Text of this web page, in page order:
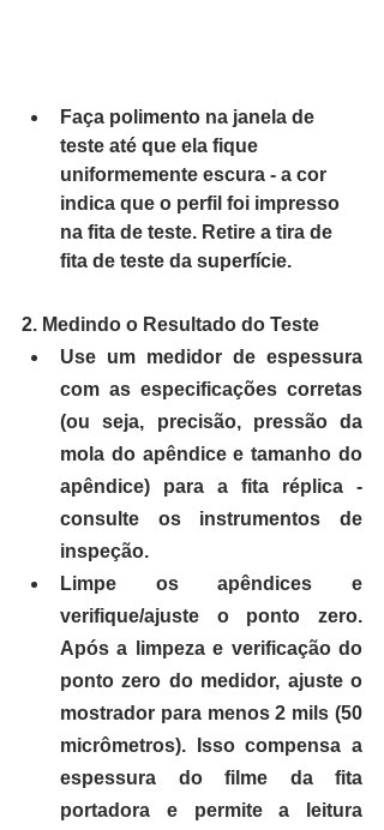
Faça polimento na janela de
teste até que ela fique
uniformemente escura - a cor
indica que o perfil foi impresso
na fita de teste. Retire a tira de
fita de teste da superfície.
2. Medindo o Resultado do Teste
Use um medidor de espessura
com as especificações corretas
(ou seja, precisão, pressão da
mola do apêndice e tamanho do
apêndice) para a fita réplica -
consulte os instrumentos de
inspeção.
Limpe os apêndices e
verifique/ajuste o ponto zero.
Após a limpeza e verificação do
ponto zero do medidor, ajuste o
mostrador para menos 2 mils (50
micrômetros). Isso compensa a
espessura do filme da fita
portadora e permite a leitura